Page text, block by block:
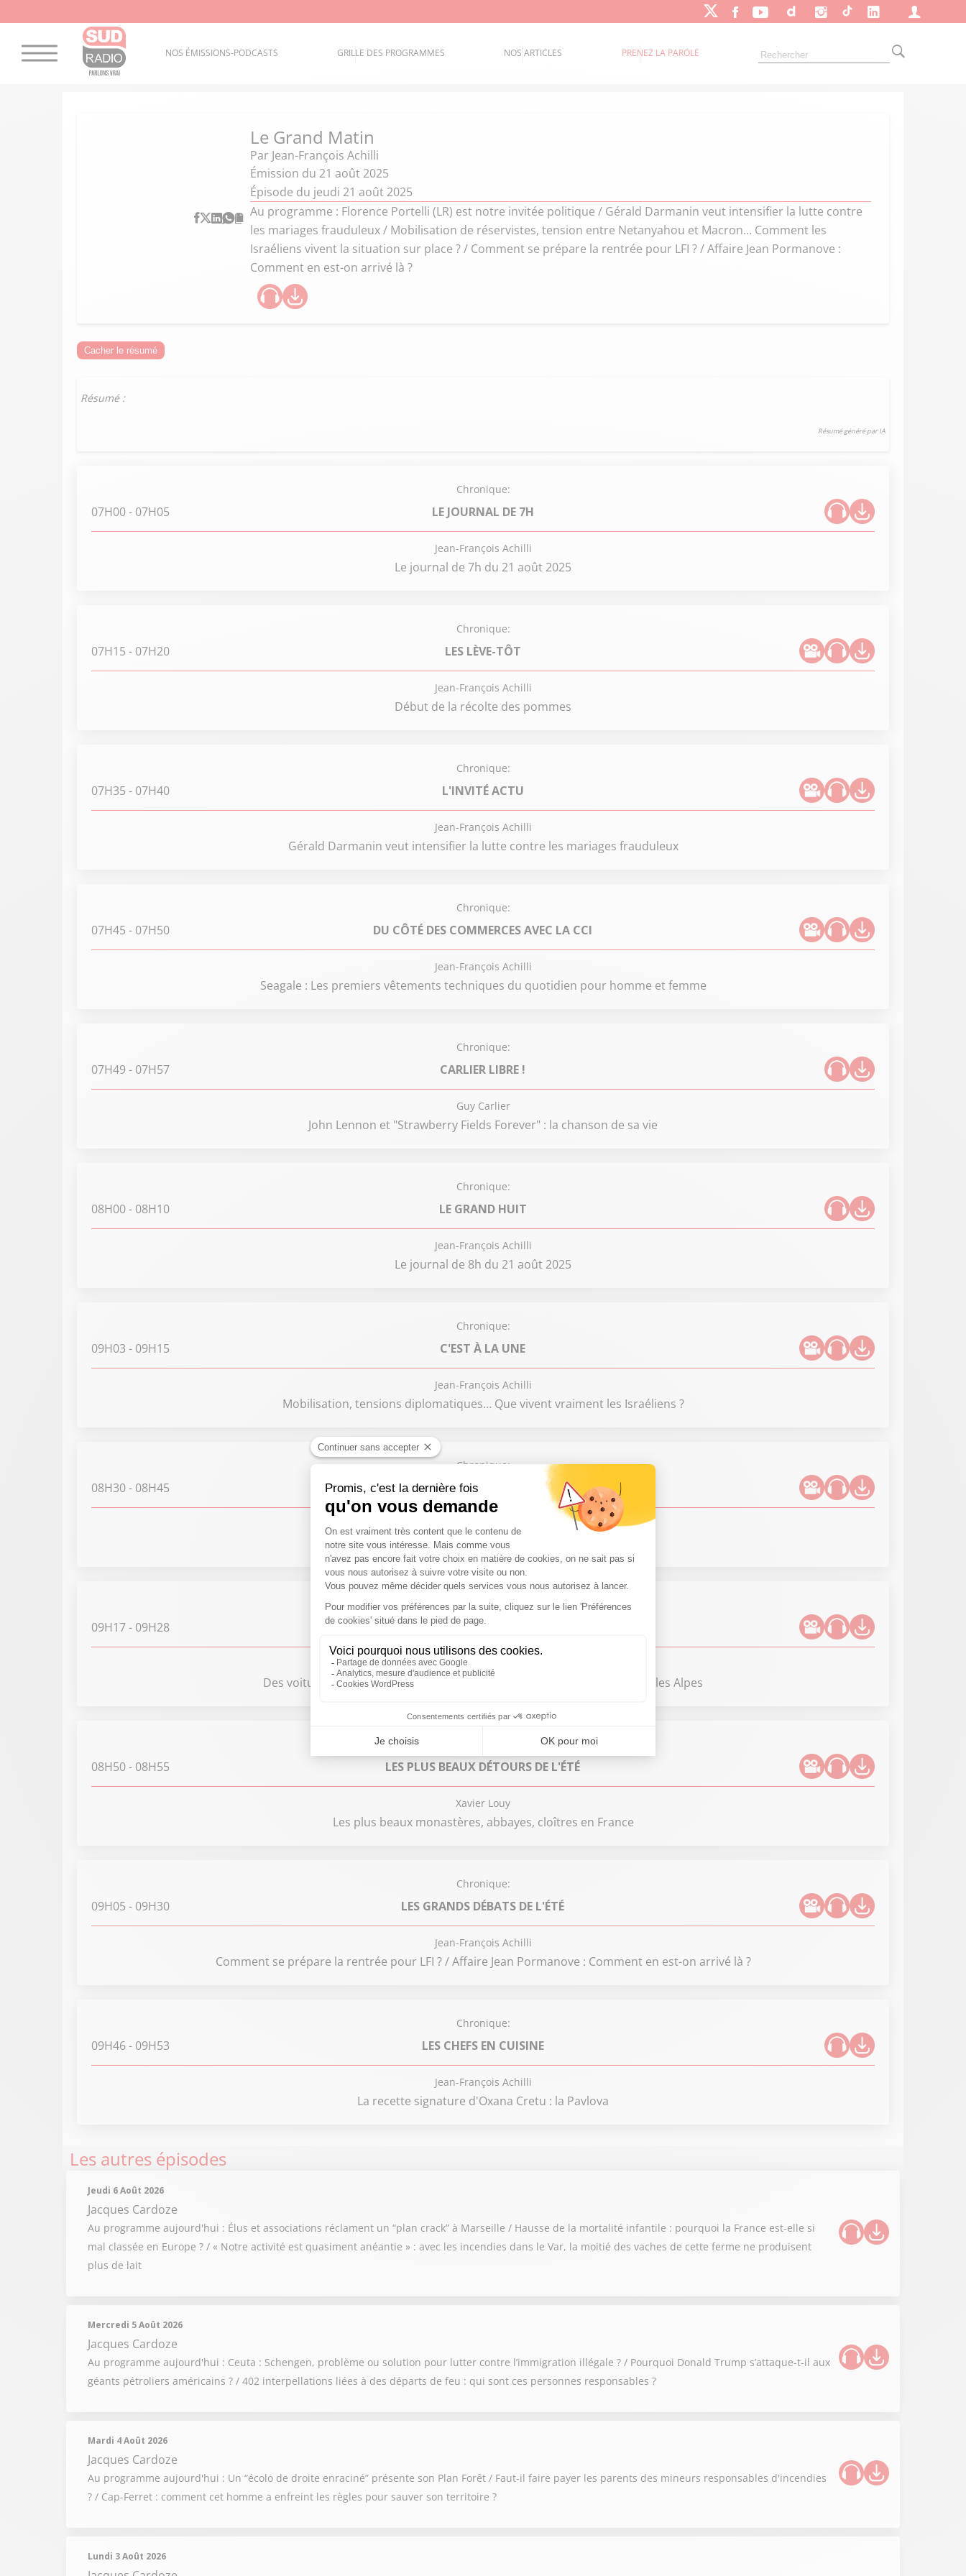
NOS ÉMISSIONS-PODCASTS GRILLE DES PROGRAMMES NOS ARTICLES PRENEZ LA PAROLE
Le Grand Matin
Par Jean-François Achilli
Émission du 21 août 2025
Épisode du jeudi 21 août 2025
Au programme : Florence Portelli (LR) est notre invitée politique / Gérald Darmanin veut intensifier la lutte contre
les mariages frauduleux / Mobilisation de réservistes, tension entre Netanyahou et Macron… Comment les
Israéliens vivent la situation sur place ? / Comment se prépare la rentrée pour LFI ? / Affaire Jean Pormanove :
Comment en est-on arrivé là ?
Cacher le résumé
Résumé :
Résumé généré par IA
Chronique:
07H00- 07H05 LE JOURNAL DE 7H
Jean-François Achilli
Le journal de 7h du 21 août 2025
Chronique:
07H15 - 07H20 LES LÈVE-TÔT
Jean-François Achilli
Début de la récolte des pommes
Chronique:
07H35 - 07H40 L'INVITÉ ACTU
Jean-François Achilli
Gérald Darmanin veut intensifier la lutte contre les mariages frauduleux
Chronique:
07H45 - 07H50 DU CÔTÉ DES COMMERCES AVEC LA CCI
Jean-François Achilli
Seagale : Les premiers vêtements techniques du quotidien pour homme et femme
Chronique:
07H49- 07H57 CARLIER LIBRE !
Guy Carlier
John Lennon et "Strawberry Fields Forever" : la chanson de sa vie
Chronique:
08H00- 08H10 LE GRAND HUIT
Jean-François Achilli
Le journal de 8h du 21 août 2025
Chronique:
09H03 - 09H15 C'EST À LA UNE
Jean-François Achilli
Mobilisation, tensions diplomatiques… Que vivent vraiment les Israéliens ?
Chronique:
08H30- 08H45 SUD RADIO DONNE LA PAROLE AUX MAIRES
Jean-François Achilli
Avec Florence Portelli, maire de Taverny (LR)
Chronique:
09H17- 09H28 LES AUDITEURS ONT LA PAROLE
Jean-François Achilli
Des voitures de touristes juifs recouvertes de tags "Free Palestine" dans les Alpes
08H50- 08H55 LES PLUS BEAUX DÉTOURS DE L'ÉTÉ
Xavier Louy
Les plus beaux monastères, abbayes, cloîtres en France
Chronique:
09H05 - 09H30 LES GRANDS DÉBATS DE L'ÉTÉ
Jean-François Achilli
Comment se prépare la rentrée pour LFI ? / Affaire Jean Pormanove : Comment en est-on arrivé là ?
Chronique:
09H46- 09H53 LES CHEFS EN CUISINE
Jean-François Achilli
La recette signature d'Oxana Cretu : la Pavlova
Les autres épisodes
Jeudi 6 Août 2026
Jacques Cardoze
Au programme aujourd'hui : Élus et associations réclament un “plan crack” à Marseille / Hausse de la mortalité infantile : pourquoi la France est-elle si
mal classée en Europe ? / « Notre activité est quasiment anéantie » : avec les incendies dans le Var, la moitié des vaches de cette ferme ne produisent
plus de lait
Mercredi 5 Août 2026
Jacques Cardoze
Au programme aujourd'hui : Ceuta : Schengen, problème ou solution pour lutter contre l’immigration illégale ? / Pourquoi Donald Trump s’attaque-t-il aux
géants pétroliers américains ? / 402 interpellations liées à des départs de feu : qui sont ces personnes responsables ?
Mardi 4 Août 2026
Jacques Cardoze
Au programme aujourd'hui : Un “écolo de droite enraciné” présente son Plan Forêt / Faut-il faire payer les parents des mineurs responsables d'incendies
? / Cap-Ferret : comment cet homme a enfreint les règles pour sauver son territoire ?
Lundi 3 Août 2026